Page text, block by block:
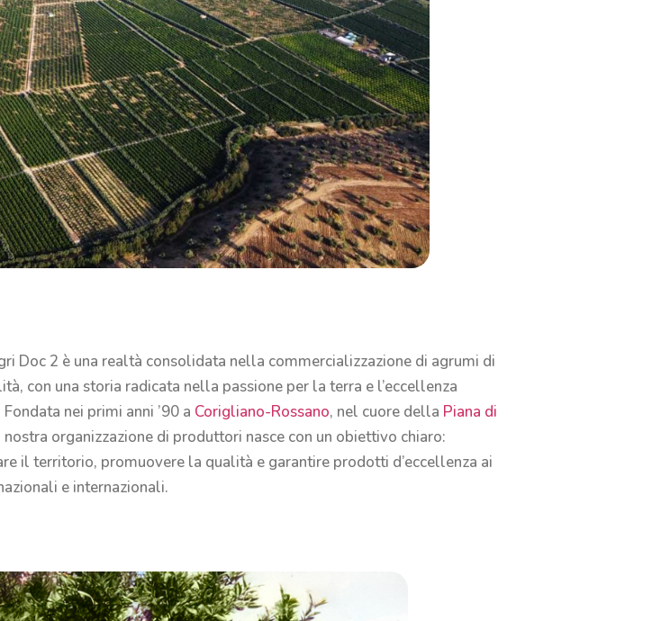
Doc 2 è una realtà consolidata nella commercializzazione di agrumi di
con una storia radicata nella passione per la terra e l’eccellenza
nei primi anni ’90 a Corigliano-Rossano, nel cuore della Piana di
nostra organizzazione di produttori nasce con un obiettivo chiaro:
il territorio, promuovere la qualità e garantire prodotti d’eccellenza ai
e internazionali.